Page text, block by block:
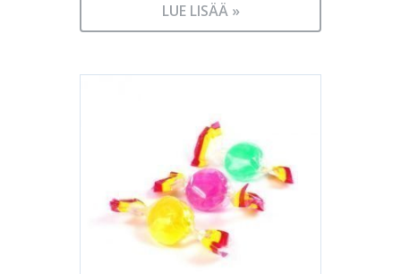
LUE LISÄÄ »